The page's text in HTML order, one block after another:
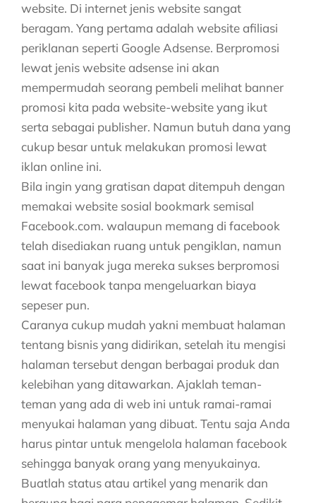
website. Di internet jenis website sangat
beragam. Yang pertama adalah website afiliasi
periklanan seperti Google Adsense. Berpromosi
lewat jenis website adsense ini akan
mempermudah seorang pembeli melihat banner
promosi kita pada website-website yang ikut
serta sebagai publisher. Namun butuh dana yang
cukup besar untuk melakukan promosi lewat
iklan online ini.
Bila ingin yang gratisan dapat ditempuh dengan
memakai website sosial bookmark semisal
Facebook.com. walaupun memang di facebook
telah disediakan ruang untuk pengiklan, namun
saat ini banyak juga mereka sukses berpromosi
lewat facebook tanpa mengeluarkan biaya
sepeser pun.
Caranya cukup mudah yakni membuat halaman
tentang bisnis yang didirikan, setelah itu mengisi
halaman tersebut dengan berbagai produk dan
kelebihan yang ditawarkan. Ajaklah teman-
teman yang ada di web ini untuk ramai-ramai
menyukai halaman yang dibuat. Tentu saja Anda
harus pintar untuk mengelola halaman facebook
sehingga banyak orang yang menyukainya.
Buatlah status atau artikel yang menarik dan